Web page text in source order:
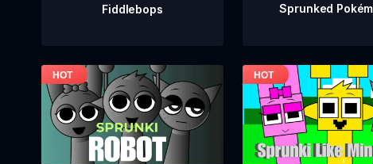
Fiddlebops Sprunked